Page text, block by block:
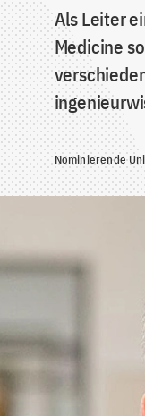
Als Leiter
Medicine
Nominierende